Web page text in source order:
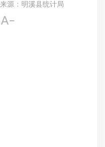
来源：明溪县统计局
